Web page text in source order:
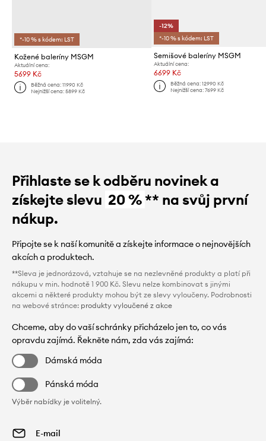
*-10 % s kódem: LST
Kožené baleríny MSGM
Aktuální cena:
5699 Kč
Běžná cena:11990 Kč
Nejnižší cena:5899 Kč
-12%
*-10 % s kódem: LST
Semišové baleríny MSGM
Aktuální cena:
6699 Kč
Běžná cena: 12990 Kč
Nejnižší cena: 7699 Kč
Přihlaste se k odběru novinek a
získejte slevu 20 %** na svůj první
nákup.
Připojte se k naší komunitě a získejte informace o nejnovějších
akcích a produktech.
**Sleva je jednorázová, vztahuje se na nezlevněné produkty a platí při
nákupu v min. hodnotě 1 900 Kč. Slevu nelze kombinovat s jinými
akcemi a některé produkty mohou být ze slevy vyloučeny. Podrobnosti
na webové stránce: produkty vyloučené z akce
Chceme, aby do vaší schránky přicházelo jen to, co vás
opravdu zajímá. Řekněte nám, zda vás zajímá:
Dámská móda
Pánská móda
Výběr nabídky je volitelný.